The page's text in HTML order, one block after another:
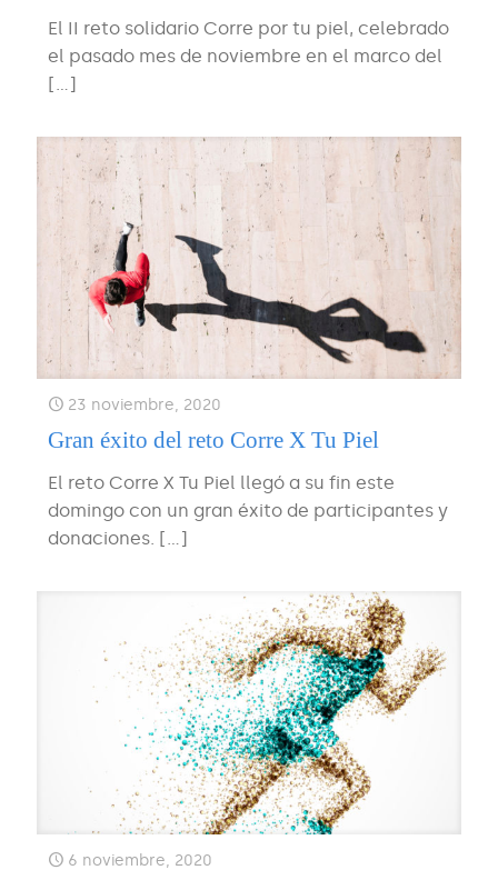
El II reto solidario Corre por tu piel, celebrado
el pasado mes de noviembre en el marco del
[…]
23 noviembre, 2020
Gran éxito del reto Corre X Tu Piel
El reto Corre X Tu Piel llegó a su fin este
domingo con un gran éxito de participantes y
donaciones. […]
6 noviembre, 2020